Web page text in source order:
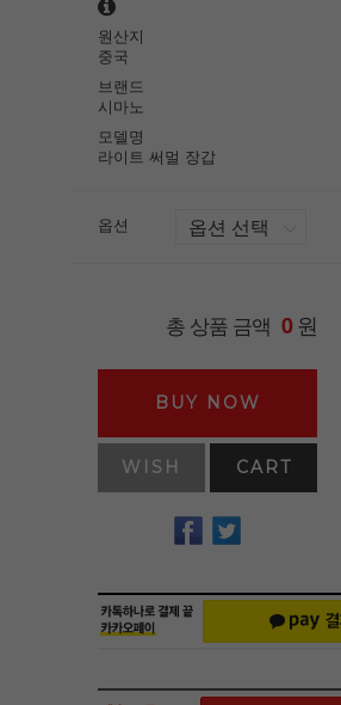
원산지
중국
브랜드
시마노
모델명
라이트 써멀 장갑
옵션
총 상품 금액 0원
BUY NOW
WISH CART